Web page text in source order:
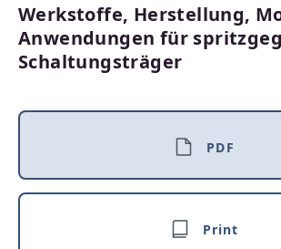
Werkstoffe, Herstellung,
Anwendungen für
Schaltungsträger
PDF
Print